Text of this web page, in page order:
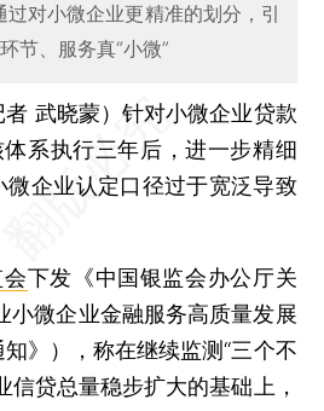
过对小微企业更精准的划分，引
节、服务真“小微”
武晓蒙） 针对小微企业贷款
体系执行三年后，进一步精细
微企业认定口径过于宽泛导致
下发《中国银监会办公厅关
小微企业金融服务高质量发展
》），称在继续监测“三个不
信贷总量稳步扩大的基础上，